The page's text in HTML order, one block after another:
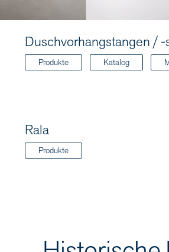
Duschvorhangstangen /
Produkte Katalog
Rala
Produkte